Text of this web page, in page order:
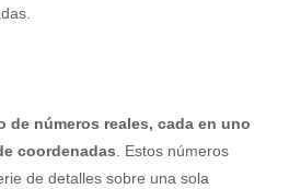
de números reales, cada en uno
coordenadas . Estos números
de detalles sobre una sola